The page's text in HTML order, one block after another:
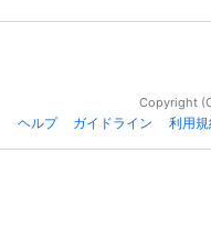
Copyright
ヘルプ
ガイドライン 利用